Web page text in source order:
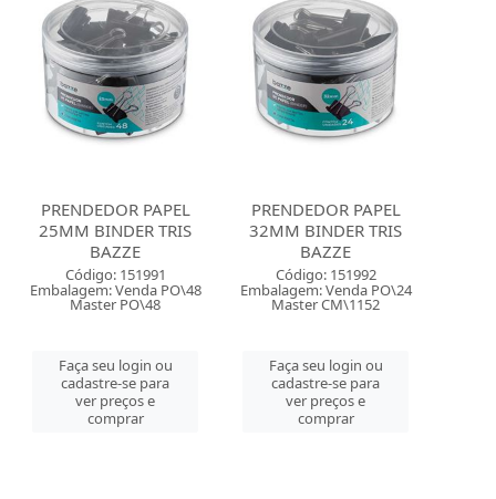
PRENDEDOR PAPEL
25MM BINDER TRIS
BAZZE
Código: 151991
Embalagem: Venda PO\48
Master PO\48
Faça seu login ou
cadastre-se para
ver preços e
comprar
PRENDEDOR PAPEL
32MM BINDER TRIS
BAZZE
Código: 151992
Embalagem: Venda PO\24
Master CM\1152
Faça seu login ou
cadastre-se para
ver preços e
comprar